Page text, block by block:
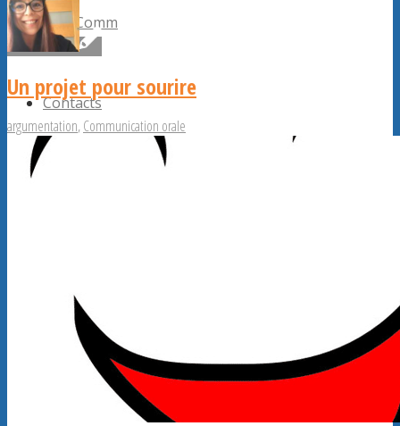
ConfComm
Contacts
Un projet pour sourire
argumentation,Communication orale